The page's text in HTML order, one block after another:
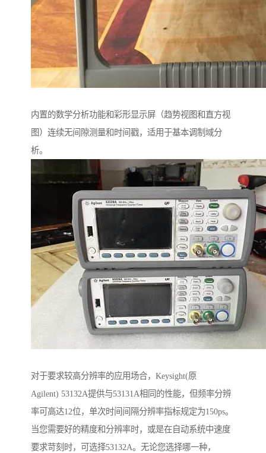
内置的数学分析功能和彩形显示屏（趋势视图和直方视
图）连续无间隙测量和时间戳，适用于基本调制域分
析。
对于要求较高分辨率的应用场合，Keysight(原
Agilent) 53132A提供与53131A相同的性能，但频率分辨
率可高达12位，单次时间间隔分辨率指标规定为150ps。
当您需要好的精度和分辨率时，或是在自动系统中速度
要求苛刻时，可选择53132A。无论您选择哪一种，